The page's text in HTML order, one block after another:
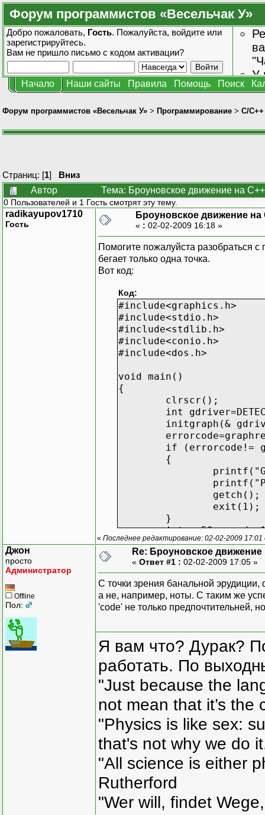
Форум программистов «Весельчак У»
Добро пожаловать, Гость. Пожалуйста, войдите или
зарегистрируйтесь.
Вам не пришло письмо с кодом активации?
У
Начало Наши сайты Правила Помощь Поиск
Форум программистов «Весельчак У» > Программирование > C/C++
Страниц: [1] Вниз
Автор
Тема: Броуновское движение на
0 Пользователей и 1 Гость смотрят эту тему.
radikayupov1710
Гость
Броуновское движение на
« : 02-02-2009 16:18 »
Помогите пожалуйста разобраться
бегает только одна точка.
Вот код:
Код:
#include<graphics.h>
#include<stdio.h>
#include<stdlib.h>
#include<conio.h>
#include<dos.h>
void main()
{
clrscr();
int
initgraph(&
if (errorcode!=
{
getch();
exit(1);
}
int x=50, y,
x1=getmaxx()/2-
y1=getmaxy()/2-
x2=getmaxx()/
y2=getmaxy()/
x=getmaxx()/2;
y=getmaxy()/2;
randomize;
for(;;)
{
« Последнее редактирование: 02-02-2009
Джон
просто
Администратор
Offline
Пол:
Re: Броуновское движение
« Ответ #1 : 02-02-2009 17:05 »
С точки зрения банальной
а не, например, ноты. С таким же
'code' не только предпочтительней,
Я вам что? Дурак?
работать. По
"Just because the
not mean that it’s the
"Physics is like sex:
that's not why we do
"All science is either
Rutherford
"Wer will, findet